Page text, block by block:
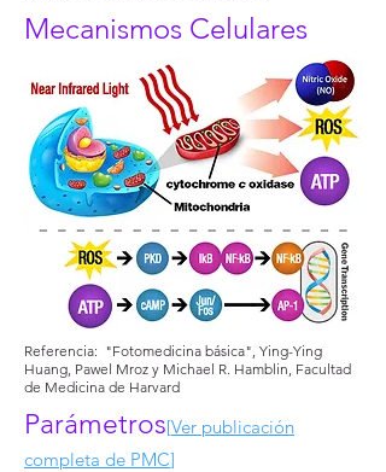
Mecanismos Celulares
Referencia: "Fotomedicina básica", Ying-Ying
Huang, Pawel Mroz y Michael R. Hamblin, Facultad
de Medicina de Harvard
Parámetros[Ver publicación
completa de PMC]